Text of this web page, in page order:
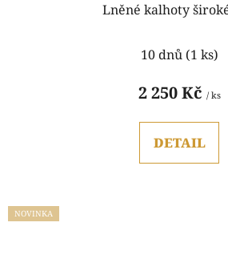
Lněné kalhoty
10 dnů (1 ks)
2 250 Kč / ks
DETAIL
NOVINKA